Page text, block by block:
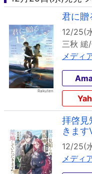
君に贈
12/25(
メディ
拝啓見
きます
12/25(
メディ